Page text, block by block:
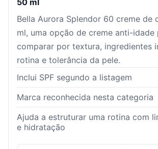
50 ml
Bella Aurora Splendor 60 creme de
ml, uma opção de creme anti-idade
comparar por textura, ingredientes
rotina e tolerância da pele.
Inclui SPF segundo a listagem
Marca reconhecida nesta categoria
Ajuda a estruturar uma rotina com
e hidratação